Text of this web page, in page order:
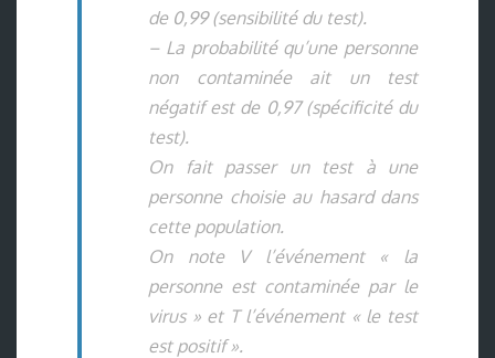
de 0,99 (sensibilité du test).
– La probabilité qu’une personne
non contaminée ait un test
négatif est de 0,97 (spécificité du
test).
On fait passer un test à une
personne choisie au hasard dans
cette population.
On note V l’événement « la
personne est contaminée par le
virus » et T l’événement « le test
est positif ».